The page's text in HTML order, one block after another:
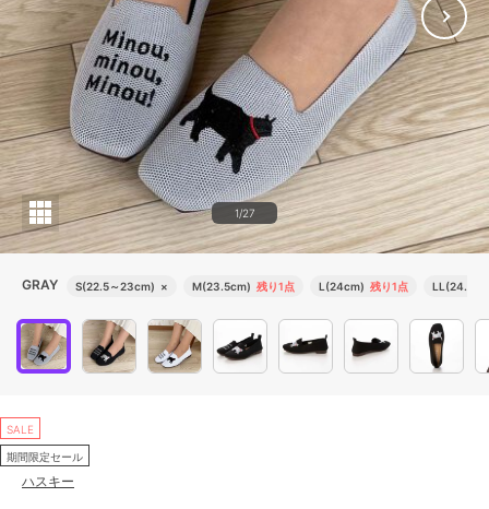
1/27
GRAY S(22.5～23cm) × M(23.5cm) 残り1点 L(24cm) 残り1点
SALE
期間限定セール
ハスキー